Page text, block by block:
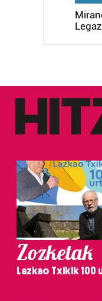
Zozketak
Lazkao Txikik 100